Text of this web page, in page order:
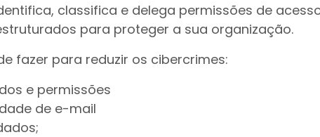
classifica e delega permissões de
para proteger a sua organização.
fazer para reduzir os cibercrimes:
e permissões
de e-mail